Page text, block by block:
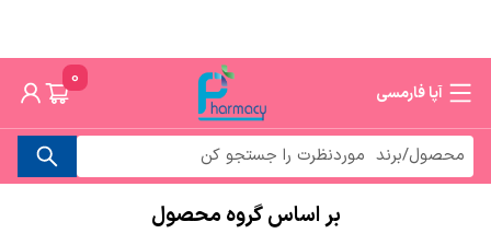
آپا فارمسی
0
بر اساس گروه محصول